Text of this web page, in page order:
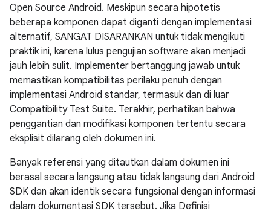
Open Source Android. Meskipun secara hipotetis
beberapa komponen dapat diganti dengan implementasi
alternatif, SANGAT DISARANKAN untuk tidak mengikuti
praktik ini, karena lulus pengujian software akan menjadi
jauh lebih sulit. Implementer bertanggung jawab untuk
memastikan kompatibilitas perilaku penuh dengan
implementasi Android standar, termasuk dan di luar
Compatibility Test Suite. Terakhir, perhatikan bahwa
penggantian dan modifikasi komponen tertentu secara
eksplisit dilarang oleh dokumen ini.
Banyak referensi yang ditautkan dalam dokumen ini
berasal secara langsung atau tidak langsung dari Android
SDK dan akan identik secara fungsional dengan informasi
dalam dokumentasi SDK tersebut. Jika Definisi